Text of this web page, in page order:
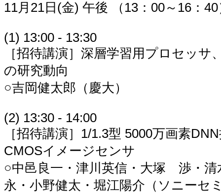
11月21日(金) 午後 （13：00～16：40
(1) 13:00 - 13:30
［招待講演］深層学習用プロセッサ
の研究動向
○吉岡健太郎（慶大）
(2) 13:30 - 14:00
［招待講演］1/1.3型 5000万画素
CMOSイメージセンサ
○中邑良一・津川英信・大塚 渉・
永・小野健太・堀江陽介（ソニーセ